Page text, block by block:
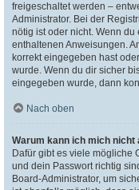
freigeschaltet werden –
Administrator. Bei der
nötig ist oder nicht. Wenn
enthaltenen Anweisungen.
korrekt eingegeben hast
wurde. Wenn du dir sicher
eingegeben wurde, dann
Nach oben
Warum kann ich mich nicht
Dafür gibt es viele mögliche
und dein Passwort richtig
Board-Administrator, um